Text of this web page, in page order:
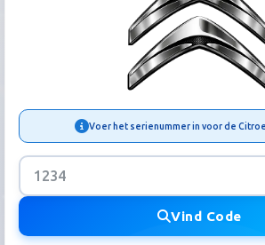
Voer het serienummer in voor de
Vind Code